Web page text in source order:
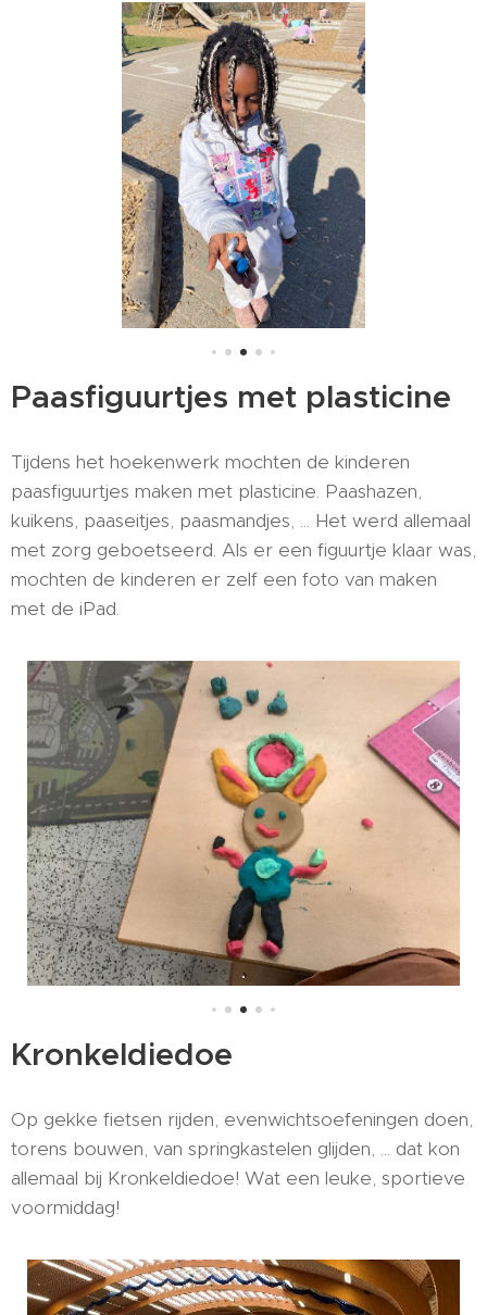
Paasfiguurtjes met plasticine
Tijdens het hoekenwerk mochten de kinderen
paasfiguurtjes maken met plasticine. Paashazen,
kuikens, paaseitjes, paasmandjes, ... Het werd allemaal
met zorg geboetseerd. Als er een figuurtje klaar was,
mochten de kinderen er zelf een foto van maken
met de iPad.
Kronkeldiedoe
Op gekke fietsen rijden, evenwichtsoefeningen doen,
torens bouwen, van springkastelen glijden, ... dat kon
allemaal bij Kronkeldiedoe! Wat een leuke, sportieve
voormiddag!